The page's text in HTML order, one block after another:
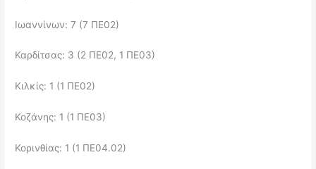
Ιωαννίνων: 7 (7 ΠΕ02)
Καρδίτσας: 3 (2 ΠΕ02, 1 ΠΕ03)
Κιλκίς: 1 (1 ΠΕ02)
Κοζάνης: 1 (1 ΠΕ03)
Κορινθίας: 1 (1 ΠΕ04.02)